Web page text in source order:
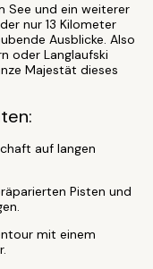
See und ein weiterer
nur 13 Kilometer
Ausblicke. Also
oder Langlaufski
Majestät dieses
auf langen
Pisten und
mit einem